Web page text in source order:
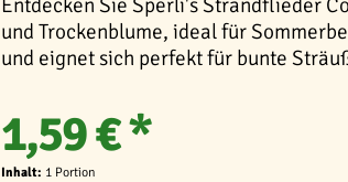
Entdecken Sie Sperli's Strandflieder
und Trockenblume, ideal für
und eignet sich perfekt für bunte
1,59 € *
Inhalt: 1 Portion